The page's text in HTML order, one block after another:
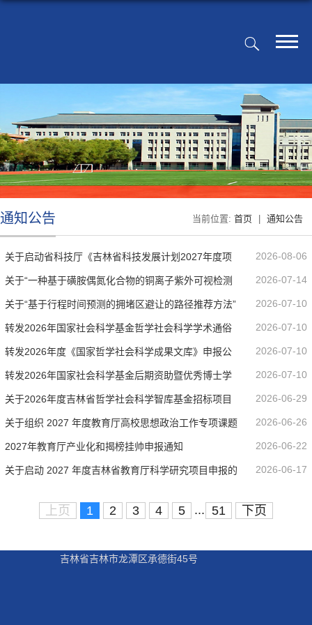
当前位置: 首页 通知公告
通知公告
关于启动省科技厅《吉林省科技发展计划2027年度项
目》申报工作的通知
2026-08-06
关于“一种基于磺胺偶氮化合物的铜离子紫外可视检测
方法及其在检测试纸中的应用”...
2026-07-14
关于“基于行程时间预测的拥堵区避让的路径推荐方法”
等3个发明专利转让的公示
2026-07-10
转发2026年国家社会科学基金哲学社会科学学术通俗
读物项目申报公告
2026-07-10
转发2026年度《国家哲学社会科学成果文库》申报公
告
2026-07-10
转发2026年国家社会科学基金后期资助暨优秀博士学
位论文出版、优秀学术著作再版项...
2026-07-10
关于2026年度吉林省哲学社会科学智库基金招标项目
申报工作的通知
2026-06-29
关于组织 2027 年度教育厅高校思想政治工作专项课题
申报工作的通知
2026-06-26
2027年教育厅产业化和揭榜挂帅申报通知 2026-06-22
关于启动 2027 年度吉林省教育厅科学研究项目申报的 2026-06-17
上页 1 2 3 4 5 ... 51 下页
吉林省吉林市龙潭区承德街45号